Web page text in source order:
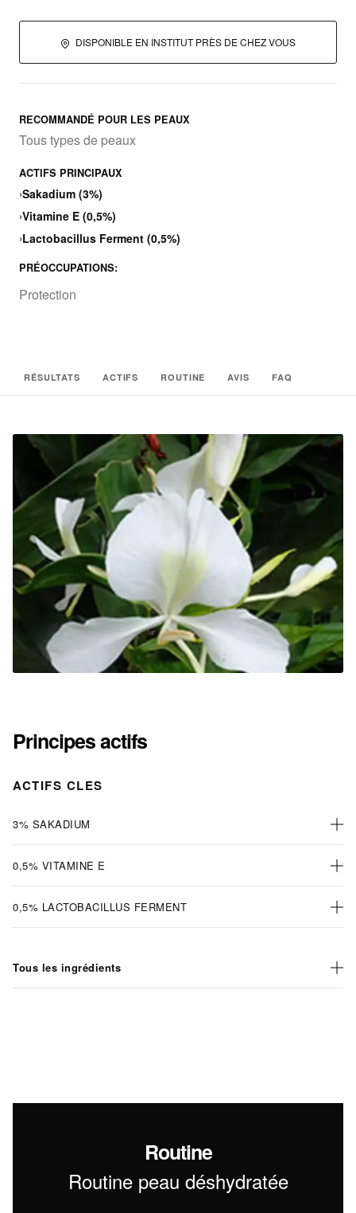
DISPONIBLE EN INSTITUT PRÈS DE CHEZ VOUS
RECOMMANDÉ POUR LES PEAUX
Tous types de peaux
ACTIFS PRINCIPAUX
›Sakadium (3%)
›Vitamine E (0,5%)
›Lactobacillus Ferment (0,5%)
PRÉOCCUPATIONS:
Protection
RÉSULTATS ACTIFS ROUTINE AVIS FAQ
Principes actifs
ACTIFS CLES
3% SAKADIUM
0,5% VITAMINE E
0,5% LACTOBACILLUS FERMENT
Tous les ingrédients
Routine
Routine peau déshydratée